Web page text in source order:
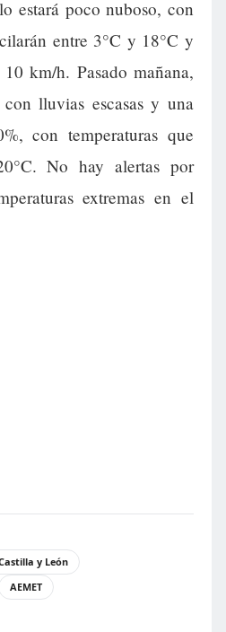
estará poco nuboso, con
entre 3°C y 18°C y
km/h. Pasado mañana,
lluvias escasas y una
con temperaturas que
No hay alertas por
extremas en el
y León
AEMET